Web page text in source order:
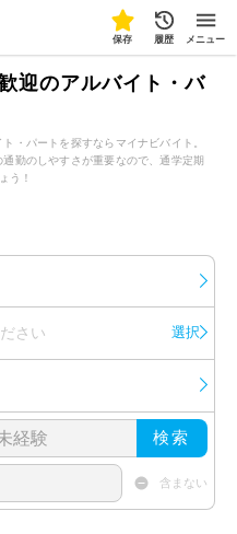
保存 履歴 メニュー
迎のアルバイト・バ
・パートを探すならマイナビバイト。
勤のしやすさが重要なので、通学定期
う！
さい 選択
検索
含まない